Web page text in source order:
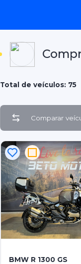
Total de veículos: 75
Comparar
BMW R 1300 GS